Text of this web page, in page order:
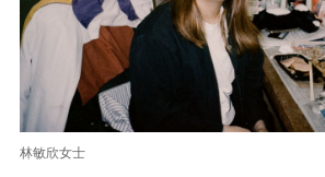
林敏欣女士